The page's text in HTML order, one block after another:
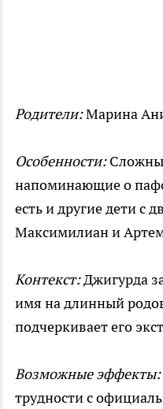
Родители:Марина
Особенности:
напоминающие о
есть и другие дети
Максимилиан и
Контекст:Джигурда
имя на длинный
подчеркивает его
Возможные эффекты:
трудности с